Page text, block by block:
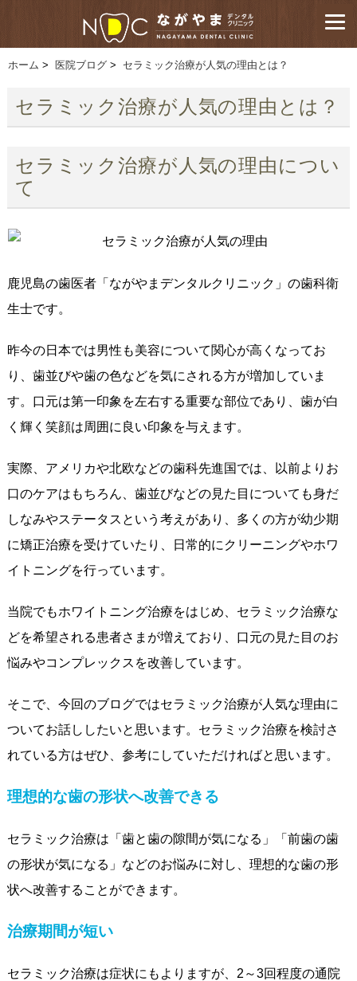
ホーム > 医院ブログ > セラミック治療が人気の理由とは？
セラミック治療が人気の理由とは？
セラミック治療が人気の理由につい
て
鹿児島の歯医者「ながやまデンタルクリニック」の歯科衛
生士です。
昨今の日本では男性も美容について関心が高くなってお
り、歯並びや歯の色などを気にされる方が増加していま
す。口元は第一印象を左右する重要な部位であり、歯が白
く輝く笑顔は周囲に良い印象を与えます。
実際、アメリカや北欧などの歯科先進国では、以前よりお
口のケアはもちろん、歯並びなどの見た目についても身だ
しなみやステータスという考えがあり、多くの方が幼少期
に矯正治療を受けていたり、日常的にクリーニングやホワ
イトニングを行っています。
当院でもホワイトニング治療をはじめ、セラミック治療な
どを希望される患者さまが増えており、口元の見た目のお
悩みやコンプレックスを改善しています。
そこで、今回のブログではセラミック治療が人気な理由に
ついてお話ししたいと思います。セラミック治療を検討さ
れている方はぜひ、参考にしていただければと思います。
理想的な歯の形状へ改善できる
セラミック治療は「歯と歯の隙間が気になる」「前歯の歯
の形状が気になる」などのお悩みに対し、理想的な歯の形
状へ改善することができます。
治療期間が短い
セラミック治療は症状にもよりますが、2～3回程度の通院